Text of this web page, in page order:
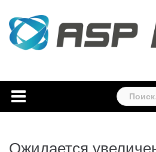
content
Найти: